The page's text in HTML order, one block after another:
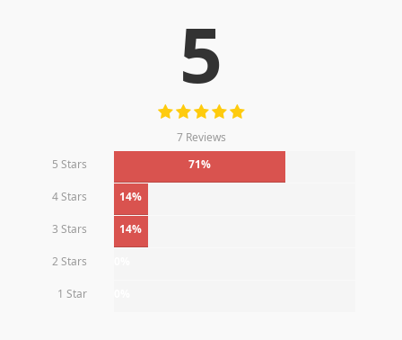
5
7 Reviews
5 Stars
71%
4 Stars 14%
3 Stars 14%
2 Stars
1 Star